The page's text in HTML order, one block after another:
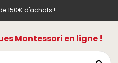
150€ d'achats !
Montessori en ligne !